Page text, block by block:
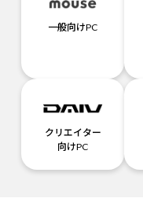
一般向けPC
クリエイター
向けPC